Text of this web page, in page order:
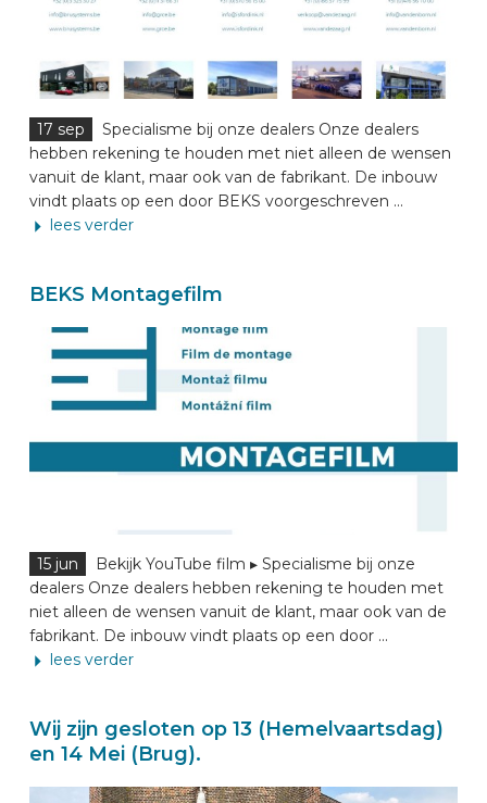
17 sep
Specialisme bij onze dealers Onze dealers
hebben rekening te houden met niet alleen de wensen
vanuit de klant, maar ook van de fabrikant. De inbouw
vindt plaats op een door BEKS voorgeschreven ...
lees verder
BEKS Montagefilm
15 jun
Bekijk YouTube film ▸ Specialisme bij onze
dealers Onze dealers hebben rekening te houden met
niet alleen de wensen vanuit de klant, maar ook van de
fabrikant. De inbouw vindt plaats op een door ...
lees verder
Wij zijn gesloten op 13 (Hemelvaartsdag)
en 14 Mei (Brug).